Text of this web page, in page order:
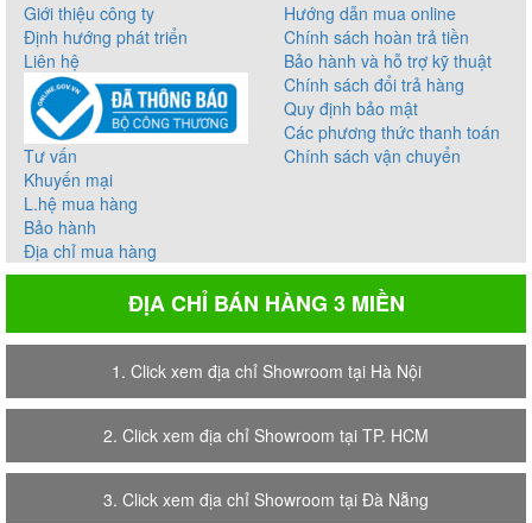
Giới thiệu công ty
Định hướng phát triển
Liên hệ
Tư vấn
Khuyến mại
L.hệ mua hàng
Bảo hành
Địa chỉ mua hàng
Hướng dẫn mua online
Chính sách hoàn trả tiền
Bảo hành và hỗ trợ kỹ thuật
Chính sách đổi trả hàng
Quy định bảo mật
Các phương thức thanh toán
Chính sách vận chuyển
ĐỊA CHỈ BÁN HÀNG 3 MIỀN
1. Click xem địa chỉ Showroom tại Hà Nội
2. Click xem địa chỉ Showroom tại TP. HCM
3. Click xem địa chỉ Showroom tại Đà Nẵng